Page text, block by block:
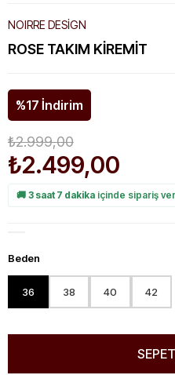
NOIRRE DESİGN
ROSE TAKIM KIREMIT
%17 İndirim
₺2.999,00
₺2.499,00
🚚 3 saat 7 dakika içinde sipariş
Beden
36 38 40 42